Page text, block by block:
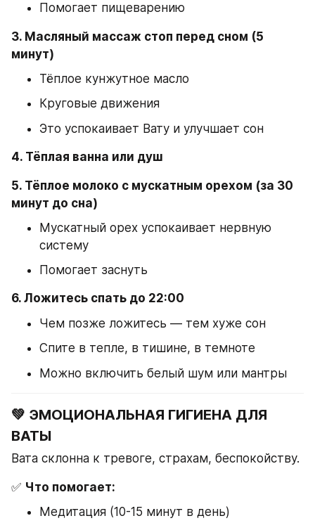
Помогает пищеварению
3. Масляный массаж стоп перед сном (5
минут)
Тёплое кунжутное масло
Круговые движения
Это успокаивает Вату и улучшает сон
4. Тёплая ванна или душ
5. Тёплое молоко с мускатным орехом (за 30
минут до сна)
Мускатный орех успокаивает нервную
систему
Помогает заснуть
6. Ложитесь спать до 22:00
Чем позже ложитесь — тем хуже сон
Спите в тепле, в тишине, в темноте
Можно включить белый шум или мантры
💚 ЭМОЦИОНАЛЬНАЯ ГИГИЕНА ДЛЯ
ВАТЫ
Вата склонна к тревоге, страхам, беспокойству.
✅ Что помогает:
Медитация (10-15 минут в день)